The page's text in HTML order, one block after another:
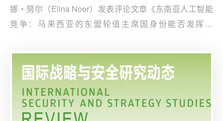
娜・努尔（Elina Noor）发表评论文章《东南亚人工智能
竞争：马来西亚的东盟轮值主席国身份能否发挥作
性与可持续性”为核心，发展“以人为本”的数据驱动型技
术，重构符合东南亚社会需求的人工智能治理框架。美